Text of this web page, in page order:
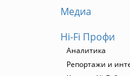
Медиа
Hi-Fi Профи
Аналитика
Репортажи и